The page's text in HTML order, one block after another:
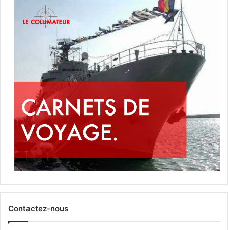
Contactez-nous